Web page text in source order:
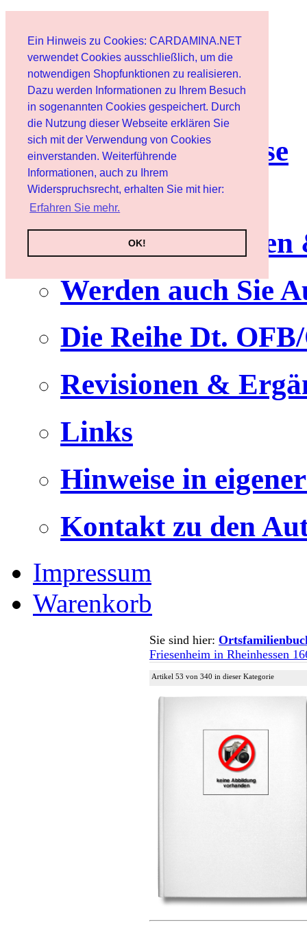
Ein Hinweis zu Cookies: CARDAMINA.NET
verwendet Cookies ausschließlich, um die
notwendigen Shopfunktionen zu realisieren.
Dazu werden Informationen zu Ihrem Besuch
in sogenannten Cookies gespeichert. Durch
die Nutzung dieser Webseite erklären Sie
sich mit der Verwendung von Cookies
einverstanden. Weiterführende
Informationen, auch zu Ihrem
Widerspruchsrecht, erhalten Sie mit hier:
Erfahren Sie mehr.
OK!
Benutzer
Newsletter
Nutzungshinweise
Service
Werden auch Sie
Die Reihe Dt.
Revisionen &
Links
Hinweise in
Kontakt zu den
Impressum
Warenkorb
Sie sind hier:
Friesenheim in Rheinhessen
Artikel 53 von 340 in dieser Kategorie